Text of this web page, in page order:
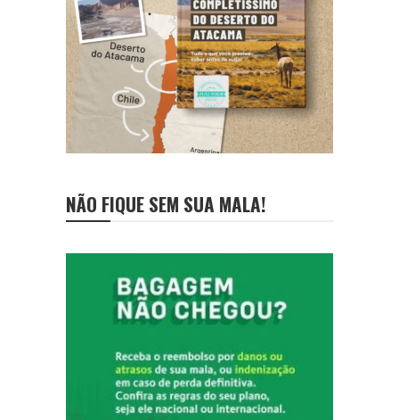
NÃO FIQUE SEM SUA MALA!